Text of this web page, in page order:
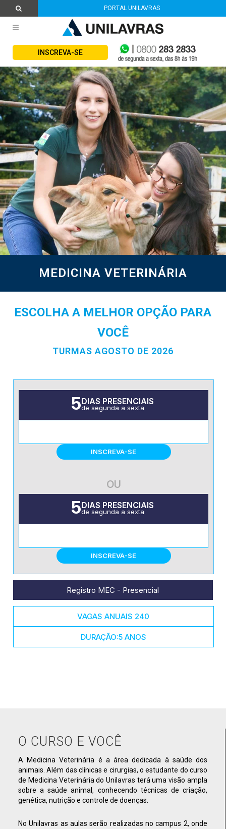
PORTAL UNILAVRAS
INSCREVA-SE
MEDICINA VETERINÁRIA
ESCOLHA A MELHOR OPÇÃO PARA
VOCÊ
TURMAS AGOSTO DE 2026
5DIAS PRESENCIAIS
de segunda a sexta
INSCREVA-SE
OU
5DIAS PRESENCIAIS
de segunda a sexta
INSCREVA-SE
Registro MEC - Presencial
VAGAS ANUAIS 240
DURAÇÃO:5 ANOS
O CURSO E VOCÊ
A Medicina Veterinária é a área dedicada à saúde dos
animais. Além das clínicas e cirurgias, o estudante do curso
de Medicina Veterinária do Unilavras terá uma visão ampla
sobre a saúde animal, conhecendo técnicas de criação,
genética, nutrição e controle de doenças.
No Unilavras as aulas serão realizadas no campus 2, onde